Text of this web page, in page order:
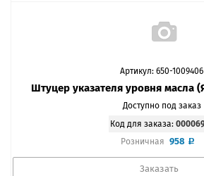
Артикул: 650-1009406
Штуцер указателя уровня масла
Доступно под заказ
Код для заказа:
Розничная 958
Заказать